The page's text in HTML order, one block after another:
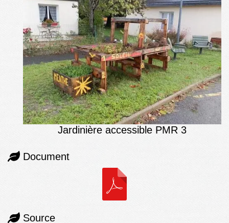
Jardinière accessible PMR 3
Document
Source